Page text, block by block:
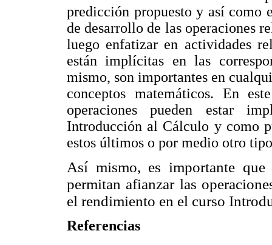
predicción propuesto y así como
de desarrollo de las operaciones
luego enfatizar en actividades
están implícitas en las
mismo, son importantes en
conceptos matemáticos. En
operaciones pueden estar
Introducción al Cálculo y como
estos últimos o por medio otro
Así mismo, es importante
permitan afianzar las
el rendimiento en el curso
Referencias